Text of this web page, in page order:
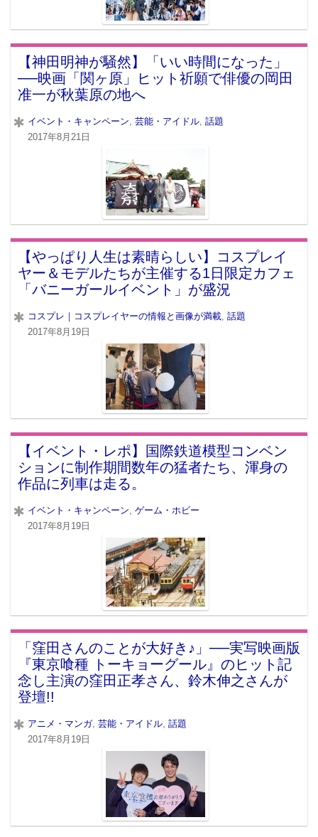
【神田明神が騒然】「いい時間になった」
──映画「関ヶ原」ヒット祈願で俳優の岡田
准一が秋葉原の地へ
イベント・キャンペーン, 芸能・アイドル, 話題
2017年8月21日
【やっぱり人生は素晴らしい】コスプレイ
ヤー＆モデルたちが主催する1日限定カフェ
「バニーガールイベント」が盛況
コスプレ｜コスプレイヤーの情報と画像が満載 話題
2017年8月19日
【イベント・レポ】国際鉄道模型コンベン
ションに制作期間数年の猛者たち、渾身の
作品に列車は走る。
イベント・キャンペーン, ゲーム・ホビー
2017年8月19日
「窪田さんのことが大好き♪」──実写映画版
『東京喰種 トーキョーグール』のヒット記
念し主演の窪田正孝さん、鈴木伸之さんが
登壇!!
アニメ・マンガ, 芸能・アイドル 話題
2017年8月19日